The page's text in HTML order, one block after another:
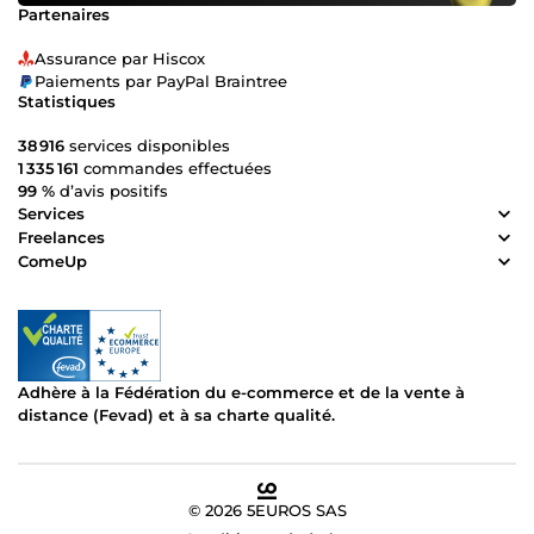
vos fiches produits visibles, attractives et performantes,
convaincantes. Côté performance, je surveille vos ventes,
vos publicités et les retours clients pour ajuster les
stratégies et maximiser vos résultats. Chaque décision est
pensée pour améliorer votre rentabilité tout en renforçant
votre image de marque sur Amazon. Enfin, j’accorde une
grande importance à l’expérience client. Répondre
rapidement aux besoins de vos clients, résoudre leurs
cœur de mon approche. Si vous cherchez une consultante
expérimentée, bilingue, et capable de gérer tous les
complexes, je suis là pour vous aider. Parlons-en et voyons
comment je peux vous accompagner pour atteindre de
nouveaux sommets sur Amazon !
Partenaires
Assurance par Hiscox
Paiements par PayPal Braintree
Statistiques
38 916 services disponibles
1 335 161 commandes effectuées
99 % d’avis positifs
Services
Freelances
ComeUp
Adhère à la Fédération du e-commerce et de la vente à
distance (Fevad) et à sa charte qualité.
© 2026 5EUROS SAS